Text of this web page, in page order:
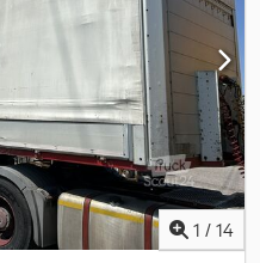
1 / 14